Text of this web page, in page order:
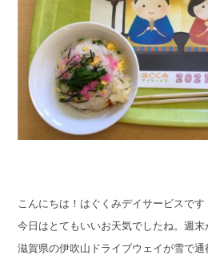
こんにちは！はぐくみデイサービスです
今日はとてもいいお天気でしたね。週末
滋賀県の伊吹山ドライブウェイが雪で